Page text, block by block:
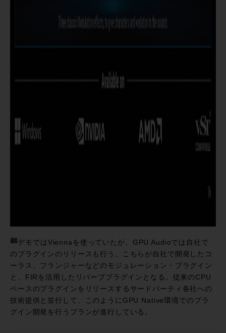
デモではViennaを使っていたが、GPU Audioでは自社で
のプラグインのリリースも行う。こちらが自社で開発したコ
ーラス、フランジャーなどのモジュレーション・プラグイン
と、FIRを活用したリバーブプラグインとなる。従来のCPU
ベースのプラグインをリリースするサードパーティ各社への
技術提供と並行して、このようにGPU Native環境でのプラ
グイン開発を行うプランが進行している。